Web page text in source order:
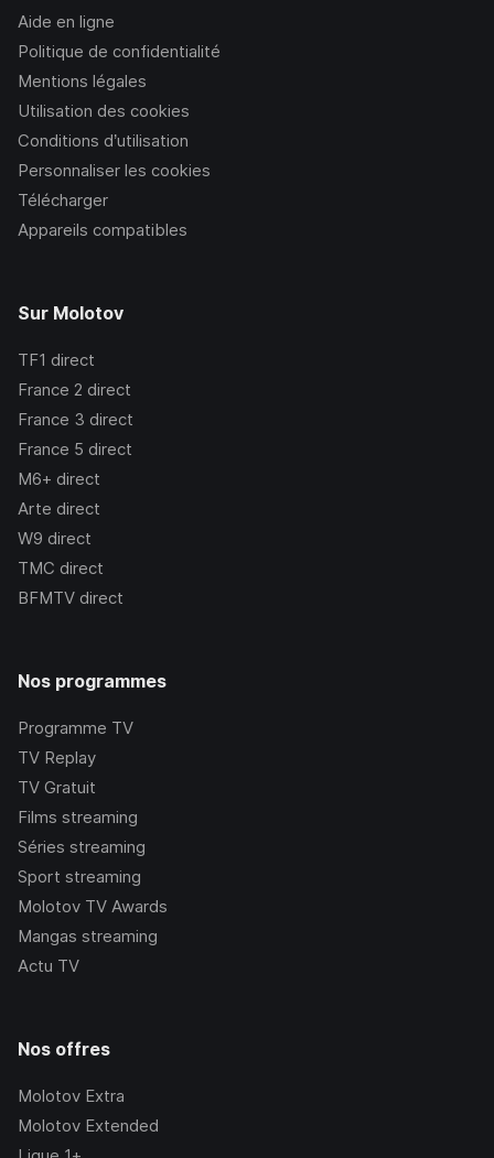
Aide en ligne
Politique de confidentialité
Mentions légales
Utilisation des cookies
Conditions d’utilisation
Personnaliser les cookies
Télécharger
Appareils compatibles
Sur Molotov
TF1 direct
France 2 direct
France 3 direct
France 5 direct
M6+ direct
Arte direct
W9 direct
TMC direct
BFMTV direct
Nos programmes
Programme TV
TV Replay
TV Gratuit
Films streaming
Séries streaming
Sport streaming
Molotov TV Awards
Mangas streaming
Actu TV
Nos offres
Molotov Extra
Molotov Extended